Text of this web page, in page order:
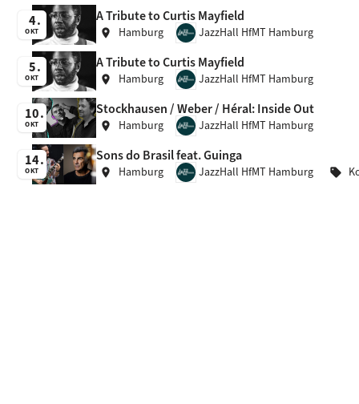
4
OKT
A Tribute to Curtis Mayfield
location_on Hamburg JazzHall HfMT Hamburg
5
OKT
A Tribute to Curtis Mayfield
location_on Hamburg JazzHall HfMT Hamburg
10
OKT
Stockhausen / Weber / Héral: Inside Out
location_on Hamburg JazzHall HfMT Hamburg
14
OKT
Sons do Brasil feat. Guinga
location_on Hamburg JazzHall HfMT Hamburg sell